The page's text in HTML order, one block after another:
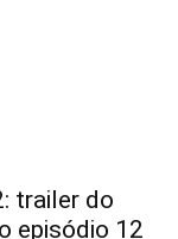
trailer do
episódio 12